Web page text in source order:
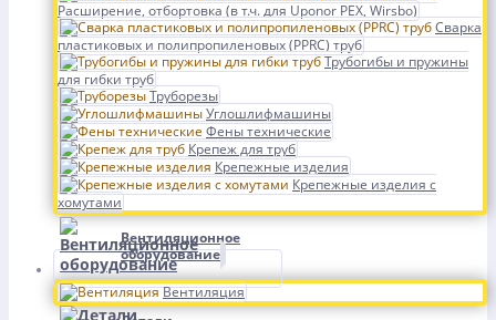
Расширение, отбортовка (в т.ч. для Uponor PEX, Wirsbo)
Сварка
пластиковых и полипропиленовых (PPRC) труб
Трубогибы и пружины
для гибки труб
Труборезы
Углошлифмашины
Фены технические
Крепеж для труб
Крепежные изделия
Крепежные изделия с
хомутами
Вентиляционное
оборудование
Вентиляция